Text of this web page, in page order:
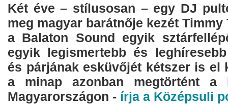
Két éve – stílusosan – egy DJ
meg magyar barátnője kezét
a Balaton Sound egyik
egyik legismertebb és
és párjának esküvőjét kétszer is el
a minap azonban megtörtént a
Magyarországon - írja a Középsuli